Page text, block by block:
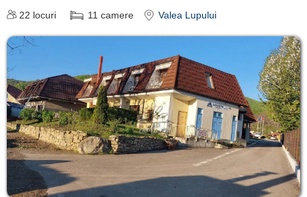
22 locuri 11 camere Valea Lupului
login
Ce pot vizita în
Zona Buzău? »